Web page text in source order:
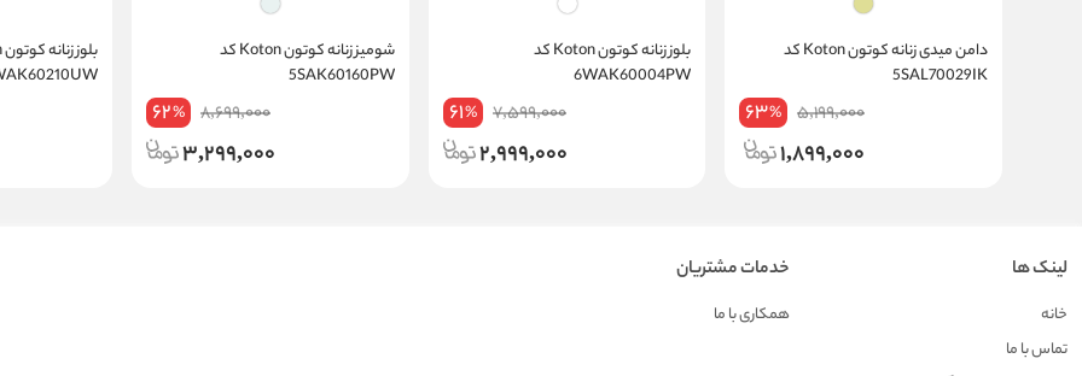
دامن میدی زنانه کوتون Koton کد
5SAL70029IK
5,199,000
63%
1,899,000
بلوز زنانه کوتون Koton کد
6WAK60004PW
7,599,000
61%
2,999,000
شومیز زنانه کوتون Koton کد
5SAK60160PW
8,699,000
62%
3,299,000
لینک ها
خانه
تماس با ما
خدمات مشتریان
همکاری با ما